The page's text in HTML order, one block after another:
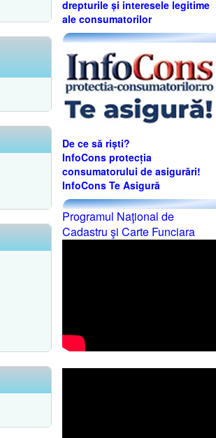
drepturile și interesele legitime
ale consumatorilor
De ce să riști?
InfoCons protecția
consumatorului de asigurări!
InfoCons Te Asigură
Programul Naţional de
Cadastru şi Carte Funciara